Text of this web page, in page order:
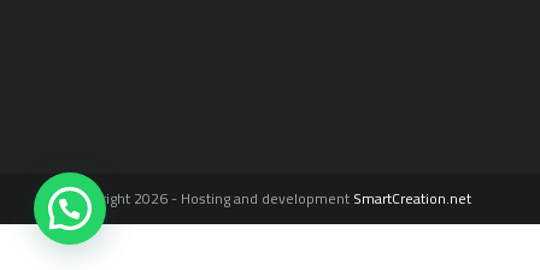
Copyright 2026 - Hosting and developmentSmartCreation.net